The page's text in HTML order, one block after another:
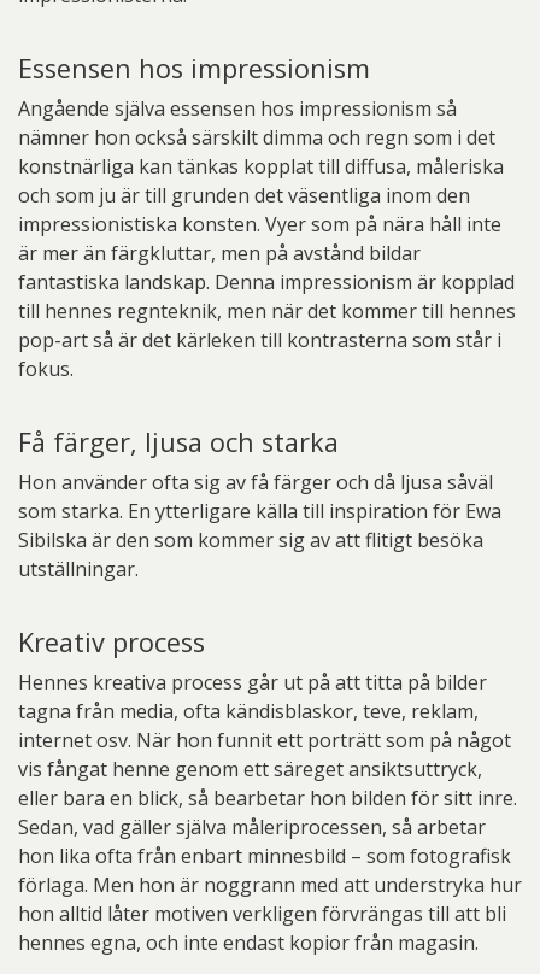
Essensen hos impressionism
Angående själva essensen hos impressionism så
nämner hon också särskilt dimma och regn som i det
konstnärliga kan tänkas kopplat till diffusa, måleriska
och som ju är till grunden det väsentliga inom den
impressionistiska konsten. Vyer som på nära håll inte
är mer än färgkluttar, men på avstånd bildar
fantastiska landskap. Denna impressionism är kopplad
till hennes regnteknik, men när det kommer till hennes
pop-art så är det kärleken till kontrasterna som står i
fokus.
Få färger, ljusa och starka
Hon använder ofta sig av få färger och då ljusa såväl
som starka. En ytterligare källa till inspiration för Ewa
Sibilska är den som kommer sig av att flitigt besöka
utställningar.
Kreativ process
Hennes kreativa process går ut på att titta på bilder
tagna från media, ofta kändisblaskor, teve, reklam,
internet osv. När hon funnit ett porträtt som på något
vis fångat henne genom ett säreget ansiktsuttryck,
eller bara en blick, så bearbetar hon bilden för sitt inre.
Sedan, vad gäller själva måleriprocessen, så arbetar
hon lika ofta från enbart minnesbild – som fotografisk
förlaga. Men hon är noggrann med att understryka hur
hon alltid låter motiven verkligen förvrängas till att bli
hennes egna, och inte endast kopior från magasin.